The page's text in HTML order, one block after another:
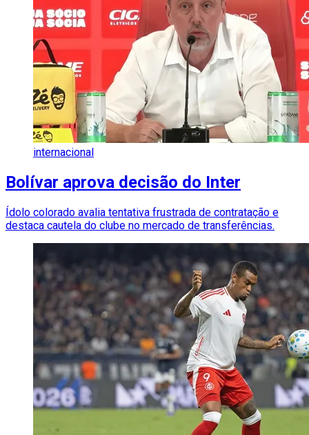
internacional
Bolívar aprova decisão do Inter
Ídolo colorado avalia tentativa frustrada de contratação e
destaca cautela do clube no mercado de transferências.